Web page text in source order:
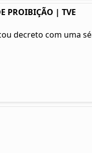
PROIBIÇÃO | TVE
decreto com uma